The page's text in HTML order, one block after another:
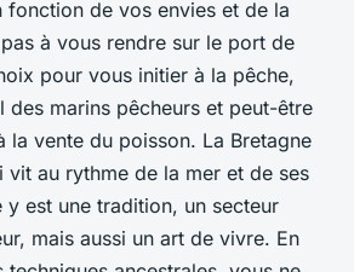
fonction de vos envies et de la
à vous rendre sur le port de
pour vous initier à la pêche,
des marins pêcheurs et peut-être
la vente du poisson. La Bretagne
vit au rythme de la mer et de ses
y est une tradition, un secteur
mais aussi un art de vivre. En